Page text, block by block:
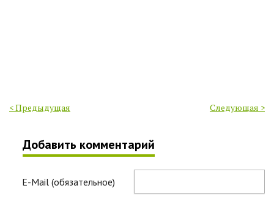
< Предыдущая Следующая >
Добавить комментарий
E-Mail (обязательное)